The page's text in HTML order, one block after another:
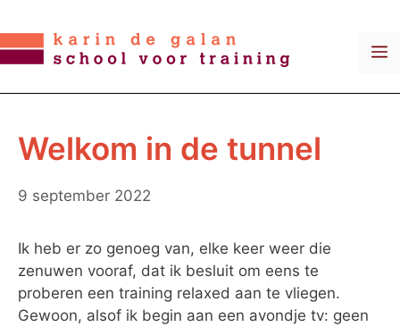
naar
de
Welkom in de tunnel
9 september 2022
Ik heb er zo genoeg van, elke keer weer die
zenuwen vooraf, dat ik besluit om eens te
proberen een training relaxed aan te vliegen.
Gewoon, alsof ik begin aan een avondje tv: geen